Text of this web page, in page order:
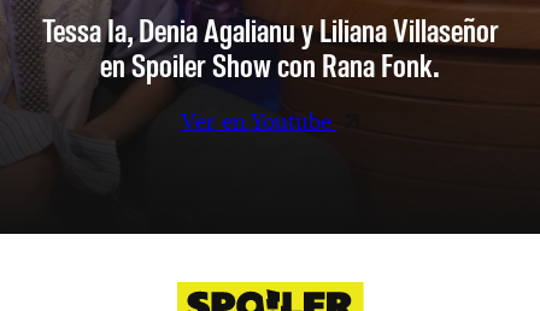
Tessa Ia, Denia Agalianu y Liliana Villaseñor
en Spoiler Show con Rana Fonk.
Ver en Youtube